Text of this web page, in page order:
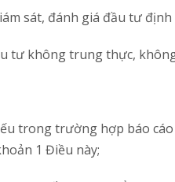
sát, đánh giá đầu tư
tư không trung thực,
trong trường hợp báo
1 Điều này;